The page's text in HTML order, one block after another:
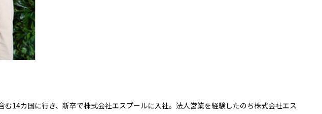
む14カ国に行き、新卒で株式会社エスプールに入社。法人営業を経験したのち株式会社エス